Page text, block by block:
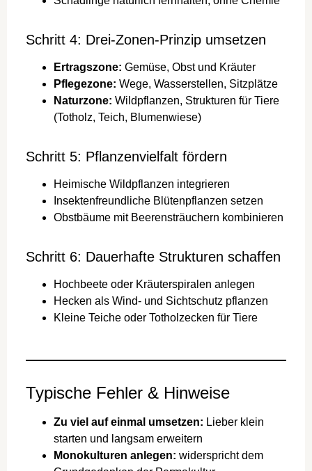
Schritt 4: Drei-Zonen-Prinzip umsetzen
Ertragszone: Gemüse, Obst und Kräuter
Pflegezone: Wege, Wasserstellen, Sitzplätze
Naturzone: Wildpflanzen, Strukturen für Tiere
(Totholz, Teich, Blumenwiese)
Schritt 5: Pflanzenvielfalt fördern
Heimische Wildpflanzen integrieren
Insektenfreundliche Blütenpflanzen setzen
Obstbäume mit Beerensträuchern kombinieren
Schritt 6: Dauerhafte Strukturen schaffen
Hochbeete oder Kräuterspiralen anlegen
Hecken als Wind- und Sichtschutz pflanzen
Kleine Teiche oder Totholzecken für Tiere
Typische Fehler & Hinweise
Zu viel auf einmal umsetzen: Lieber klein
starten und langsam erweitern
Monokulturen anlegen: widerspricht dem